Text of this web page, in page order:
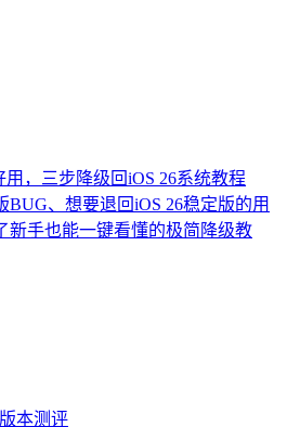
用，三步降级回iOS 26系统教程
BUG、想要退回iOS 26稳定版的用
新手也能一键看懂的极简降级教
本测评